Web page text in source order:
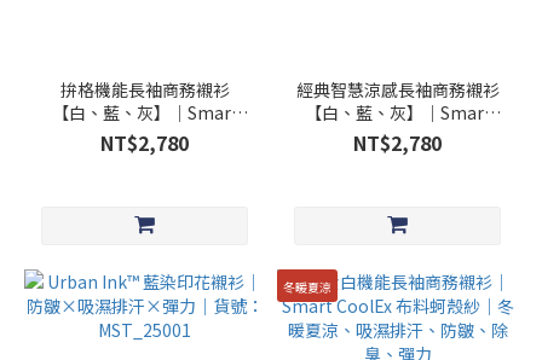
拚格機能長袖商務襯衫
【白、藍、灰】│Smart
CoolEx 布料蚵殼紗│冬暖夏
涼、吸濕排汗、防皺、除
NT$2,780
經典智慧涼感長袖商務襯衫
【白、藍、灰】｜Smart
CoolEx 布料蚵殼紗｜冬暖夏
涼、吸濕排汗、防皺、除
NT$2,780
冬暖夏涼